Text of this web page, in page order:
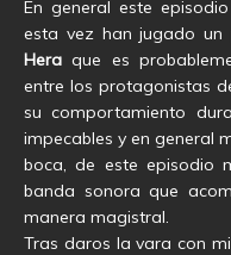
En general este
esta vez han jugado un
Hera que es
entre los protagonistas
su comportamiento
impecables y en general
boca, de este episodio
banda sonora que
manera magistral.
Tras daros la vara con